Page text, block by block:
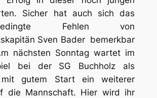
Sicher hat auch sich das
Fehlen von
Sven Bader bemerkbar
nächsten Sonntag wartet im
bei der SG Buchholz als
mit gutem Start ein weiterer
die Mannschaft. Hier wird ihr